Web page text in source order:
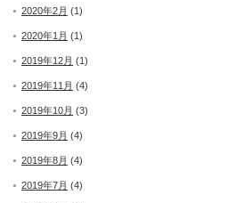
2020年2月 (1)
2020年1月 (1)
2019年12月 (1)
2019年11月 (4)
2019年10月 (3)
2019年9月 (4)
2019年8月 (4)
2019年7月 (4)